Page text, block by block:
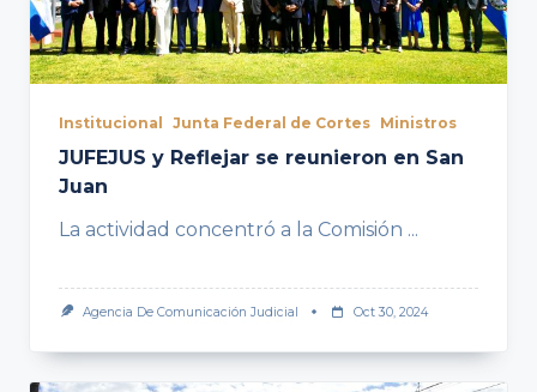
Institucional Junta Federal de Cortes Ministros
JUFEJUS y Reflejar se reunieron en San
Juan
La actividad concentró a la Comisión ...
Agencia De Comunicación Judicial Oct 30, 2024